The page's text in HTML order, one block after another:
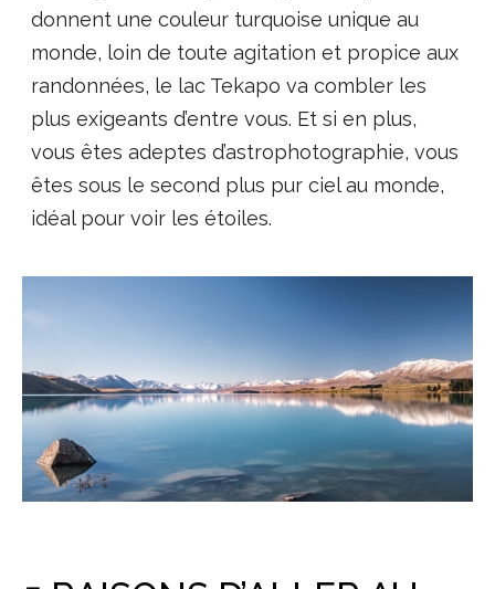
donnent une couleur turquoise unique au
monde, loin de toute agitation et propice aux
randonnées, le lac Tekapo va combler les
plus exigeants d’entre vous. Et si en plus,
vous êtes adeptes d’astrophotographie, vous
êtes sous le second plus pur ciel au monde,
idéal pour voir les étoiles.